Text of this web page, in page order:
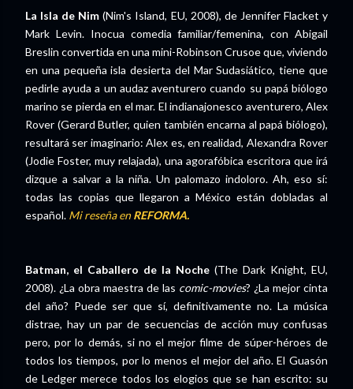
La Isla de Nim (Nim's Island, EU, 2008), de Jennifer Flacket y
Mark Levin. Inocua comedia familiar/femenina, con Abigail
Breslin convertida en una mini-Robinson Crusoe que, viviendo
en una pequeña isla desierta del Mar Sudasiático, tiene que
pedirle ayuda a un audaz aventurero cuando su papá biólogo
marino se pierda en el mar. El indianajonesco aventurero, Alex
Rover (Gerard Butler, quien también encarna al papá biólogo),
resultará ser imaginario: Alex es, en realidad, Alexandra Rover
(Jodie Foster, muy relajada), una agorafóbica escritora que irá
dizque a salvar a la niña. Un palomazo indoloro. Ah, eso sí:
todas las copias que llegaron a México están dobladas al
español. Mi reseña enREFORMA.
Batman, el Caballero de la Noche (The Dark Knight, EU,
2008). ¿La obra maestra de las comic-movies? ¿La mejor cinta
del año? Puede ser que sí, definitivamente no. La música
distrae, hay un par de secuencias de acción muy confusas
pero, por lo demás, si no el mejor filme de súper-héroes de
todos los tiempos, por lo menos el mejor del año. El Guasón
de Ledger merece todos los elogios que se han escrito: su